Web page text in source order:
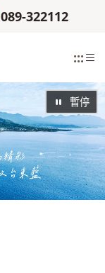
089-322112
:::
暫停